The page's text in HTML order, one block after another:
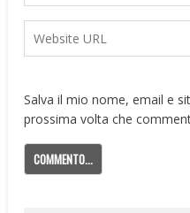
Salva il mio nome, email e
prossima volta che